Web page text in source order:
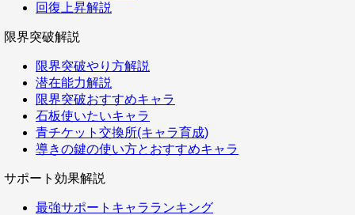
回復上昇解説
限界突破解説
限界突破やり方解説
潜在能力解説
限界突破おすすめキャラ
石板使いたいキャラ
青チケット交換所(キャラ育成)
導きの鍵の使い方とおすすめキャラ
サポート効果解説
最強サポートキャラランキング